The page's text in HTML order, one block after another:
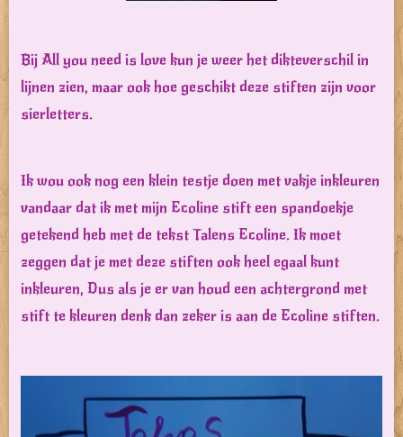
Bij All you need is love kun je weer het dikteverschil in
lijnen zien, maar ook hoe geschikt deze stiften zijn voor
sierletters.
Ik wou ook nog een klein testje doen met vakje inkleuren
vandaar dat ik met mijn Ecoline stift een spandoekje
getekend heb met de tekst Talens Ecoline. Ik moet
zeggen dat je met deze stiften ook heel egaal kunt
inkleuren, Dus als je er van houd een achtergrond met
stift te kleuren denk dan zeker is aan de Ecoline stiften.